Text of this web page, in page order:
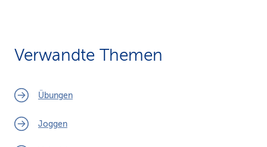
Verwandte Themen
Übungen
Joggen